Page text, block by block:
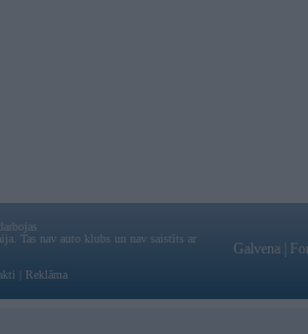
Tas nav auto klubs un nav saistīts ar
Reklāma
Galvena